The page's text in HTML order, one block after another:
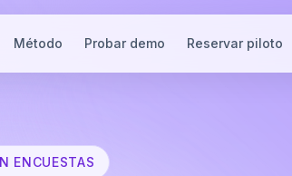
Método Probar demo Reservar piloto
ENCUESTAS